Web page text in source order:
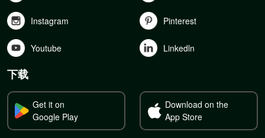
Instagram Pinterest
Youtube Linkedln
下载
Get it on
Google Play
Download on the
App Store